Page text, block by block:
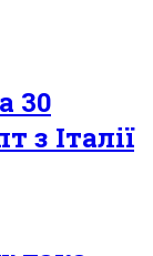
30
з Італії